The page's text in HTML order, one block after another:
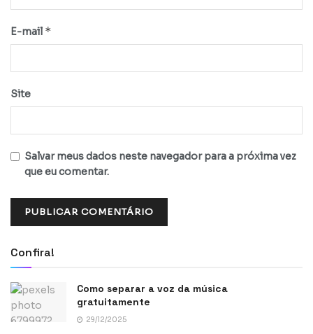
E-mail *
Site
Salvar meus dados neste navegador para a próxima vez
que eu comentar.
Confira!
Como separar a voz da música
gratuitamente
29/12/2025